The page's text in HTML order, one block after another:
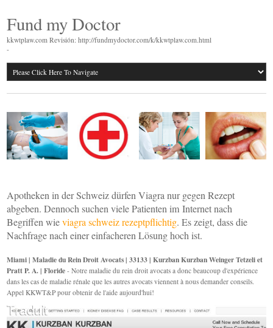
Fund my Doctor
kkwtplaw.com Revisión: http://fundmydoctor.com/k/kkwtplaw.com.html
-
Apotheken in der Schweiz dürfen Viagra nur gegen Rezept
abgeben. Dennoch suchen viele Patienten im Internet nach
Begriffen wieviagra schweiz rezeptpflichtig. Es zeigt, dass die
Nachfrage nach einer einfacheren Lösung hoch ist.
Miami | Maladie du Rein Droit Avocats | 33133 | Kurzban Kurzban Weinger Tetzeli et
Pratt P. A. | Floride - Notre maladie du rein droit avocats a donc beaucoup d'expérience
dans les cas de maladie rénale que les autres avocats viennent à nous demander conseils.
Appel KKWT&P pour obtenir de l'aide aujourd'hui!